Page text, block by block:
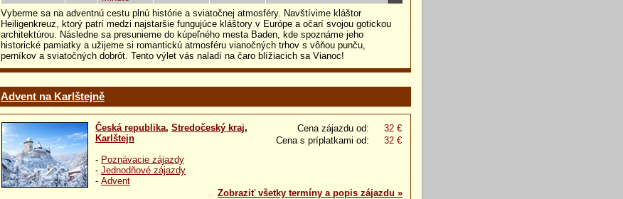
Vyberme sa na adventnú cestu plnú histórie a sviatočnej atmosféry. Navštívime kláštor
Heiligenkreuz, ktorý patrí medzi najstaršie fungujúce kláštory v Európe a očarí svojou gotickou
architektúrou. Následne sa presunieme do kúpeľného mesta Baden, kde spoznáme jeho
historické pamiatky a užijeme si romantickú atmosféru vianočných trhov s vôňou punču,
perníkov a sviatočných dobrôt. Tento výlet vás naladí na čaro blížiacich sa Vianoc!
Advent na Karlštejně
Cena zájazdu od:
32 €
Cena s príplatkami od:
32 €
Česká republika, Stredočeský kraj,
Karlštejn
- Poznávacie zájazdy
- Jednodňové zájazdy
- Advent
Zobraziť všetky termíny a popis zájazdu »